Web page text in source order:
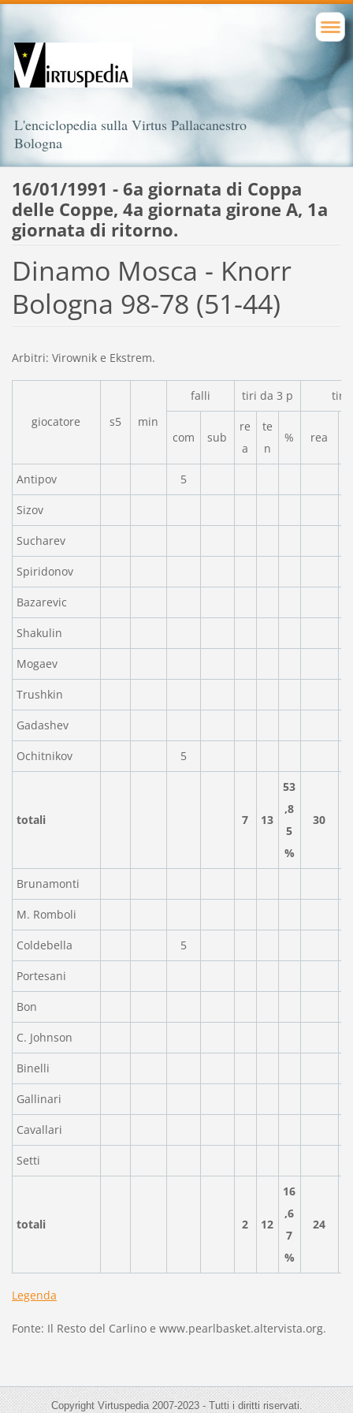
L'enciclopedia sulla Virtus Pallacanestro
Bologna
16/01/1991 - 6a giornata di Coppa
delle Coppe, 4a giornata girone A, 1a
giornata di ritorno.
Dinamo Mosca - Knorr
Bologna 98-78 (51-44)
Arbitri: Virownik e Ekstrem.
giocatore s5 min
falli tiri da 3 p tiri
com sub
re
a
te
n
% rea
Antipov 5
Sizov
Sucharev
Spiridonov
Bazarevic
Shakulin
Mogaev
Trushkin
Gadashev
Ochitnikov 5
totali 7 13
53
,8
5
%
30
Brunamonti
M. Romboli
Coldebella 5
Portesani
Bon
C. Johnson
Binelli
Gallinari
Cavallari
Setti
totali 2 12
16
,6
7
%
24
Legenda
Fonte: Il Resto del Carlino e www.pearlbasket.altervista.org.
Copyright Virtuspedia 2007-2023 - Tutti i diritti riservati.